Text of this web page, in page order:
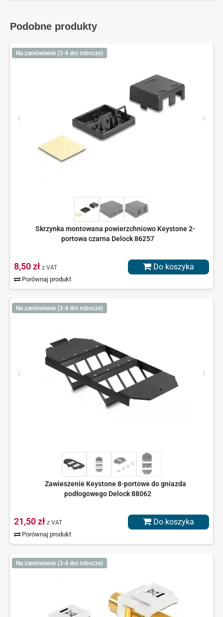
Podobne produkty
Na zamówienie (3-4 dni robocze)
Skrzynka montowana powierzchniowo Keystone 2-
portowa czarna Delock 86257
8,50 zł z VAT
Porównaj produkt
Do koszyka
Na zamówienie (3-4 dni robocze)
Zawieszenie Keystone 8-portowe do gniazda
podłogowego Delock 88062
21,50 zł z VAT
Porównaj produkt
Do koszyka
Na zamówienie (3-4 dni robocze)